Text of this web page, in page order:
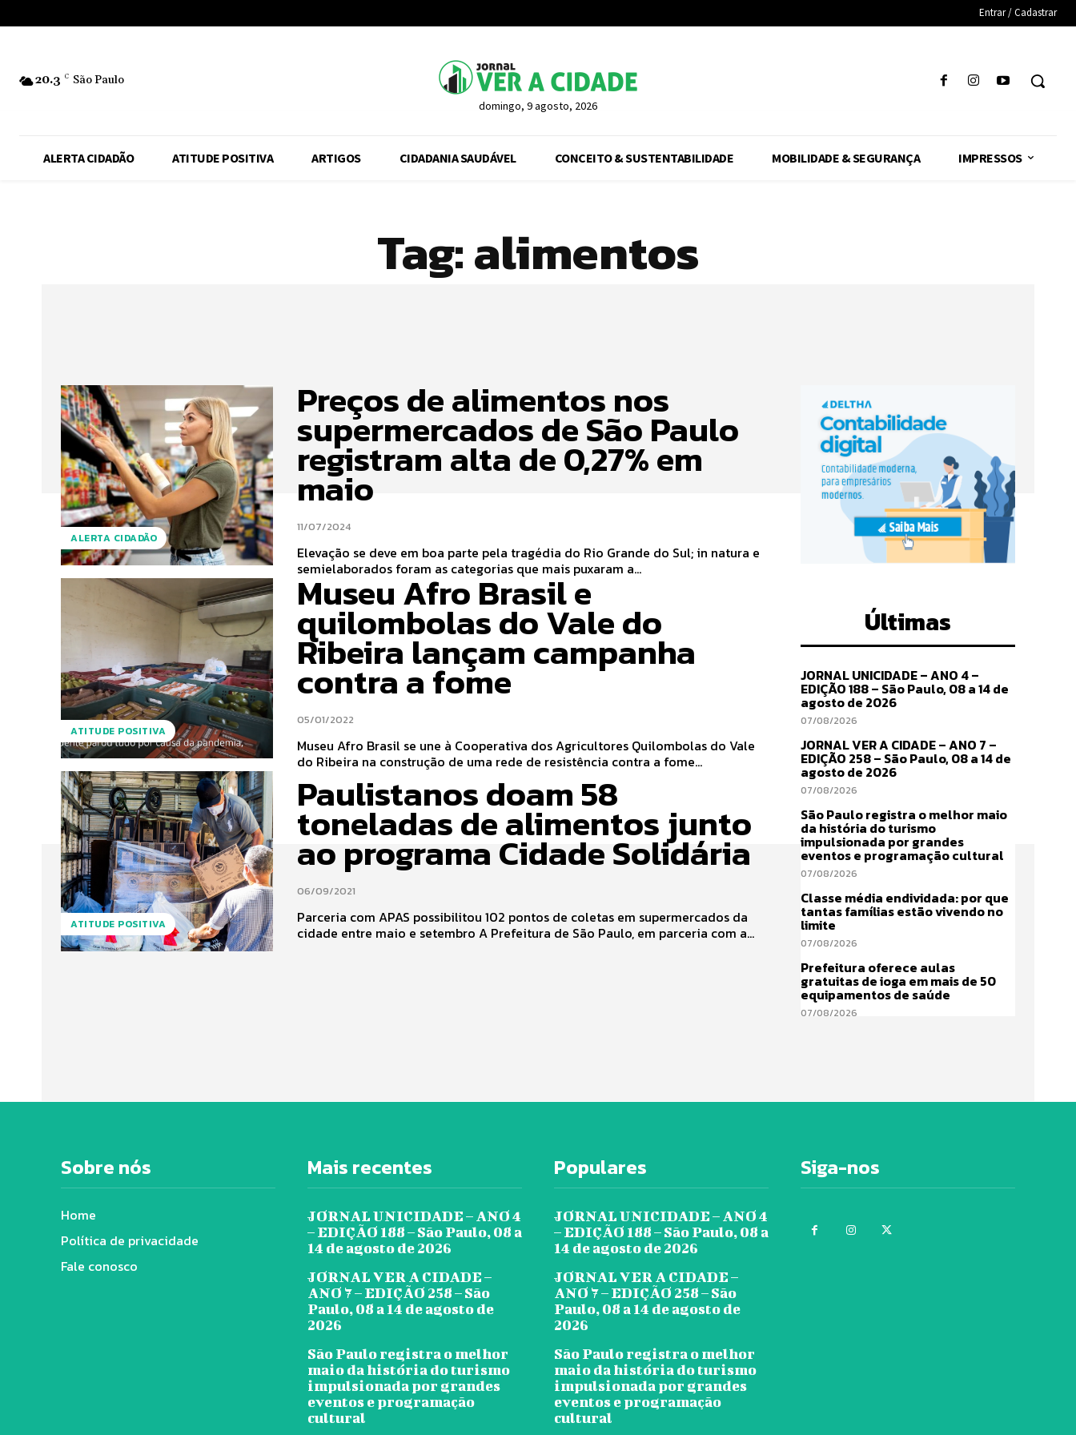
Entrar / Cadastrar
20.3 C São Paulo
domingo, 9 agosto, 2026
ALERTA CIDADÃO ATITUDE POSITIVA ARTIGOS CIDADANIA SAUDÁVEL CONCEITO & SUSTENTABILIDADE MOBILIDADE & SEGURANÇA IMPRESSOS
Tag:alimentos
ALERTA CIDADÃO
Preços de alimentos nos
supermercados de São Paulo
registram alta de 0,27% em
maio
11/07/2024
Elevação se deve em boa parte pela tragédia do Rio Grande do Sul; in natura e
semielaborados foram as categorias que mais puxaram a...
ATITUDE POSITIVA
Museu Afro Brasil e
quilombolas do Vale do
Ribeira lançam campanha
contra a fome
05/01/2022
Museu Afro Brasil se une à Cooperativa dos Agricultores Quilombolas do Vale
do Ribeira na construção de uma rede de resistência contra a fome...
ATITUDE POSITIVA
Paulistanos doam 58
toneladas de alimentos junto
ao programa Cidade Solidária
06/09/2021
Parceria com APAS possibilitou 102 pontos de coletas em supermercados da
cidade entre maio e setembro A Prefeitura de São Paulo, em parceria com a...
Últimas
JORNAL UNICIDADE – ANO 4 –
EDIÇÃO 188 – São Paulo, 08 a 14 de
agosto de 2026
07/08/2026
JORNAL VER A CIDADE – ANO 7 –
EDIÇÃO 258 – São Paulo, 08 a 14 de
agosto de 2026
07/08/2026
São Paulo registra o melhor maio
da história do turismo
impulsionada por grandes
eventos e programação cultural
07/08/2026
Classe média endividada: por que
tantas famílias estão vivendo no
limite
07/08/2026
Prefeitura oferece aulas
gratuitas de ioga em mais de 50
equipamentos de saúde
07/08/2026
Sobre nós
Home
Política de privacidade
Fale conosco
Mais recentes
JORNAL UNICIDADE – ANO 4
– EDIÇÃO 188 – São Paulo, 08 a
14 de agosto de 2026
JORNAL VER A CIDADE –
ANO 7 – EDIÇÃO 258 – São
Paulo, 08 a 14 de agosto de
2026
São Paulo registra o melhor
maio da história do turismo
impulsionada por grandes
eventos e programação
cultural
Populares
JORNAL UNICIDADE – ANO 4
– EDIÇÃO 188 – São Paulo, 08 a
14 de agosto de 2026
JORNAL VER A CIDADE –
ANO 7 – EDIÇÃO 258 – São
Paulo, 08 a 14 de agosto de
2026
São Paulo registra o melhor
maio da história do turismo
impulsionada por grandes
eventos e programação
cultural
Siga-nos